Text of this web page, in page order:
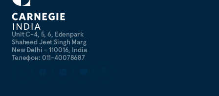
Unit C-4, 5, 6, Edenpark
Shaheed Jeet Singh Marg
New Delhi – 110016, India
Телефон: 011-40078687